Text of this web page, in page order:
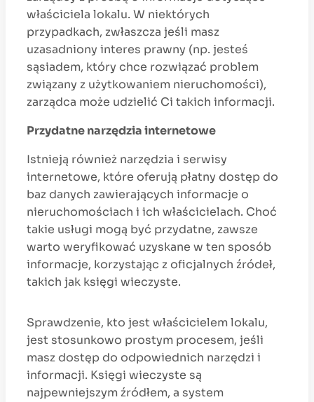
właściciela lokalu. W niektórych
przypadkach, zwłaszcza jeśli masz
uzasadniony interes prawny (np. jesteś
sąsiadem, który chce rozwiązać problem
związany z użytkowaniem nieruchomości),
zarządca może udzielić Ci takich informacji.
Przydatne narzędzia internetowe
Istnieją również narzędzia i serwisy
internetowe, które oferują płatny dostęp do
baz danych zawierających informacje o
nieruchomościach i ich właścicielach. Choć
takie usługi mogą być przydatne, zawsze
warto weryfikować uzyskane w ten sposób
informacje, korzystając z oficjalnych źródeł,
takich jak księgi wieczyste.
Sprawdzenie, kto jest właścicielem lokalu,
jest stosunkowo prostym procesem, jeśli
masz dostęp do odpowiednich narzędzi i
informacji. Księgi wieczyste są
najpewniejszym źródłem, a system